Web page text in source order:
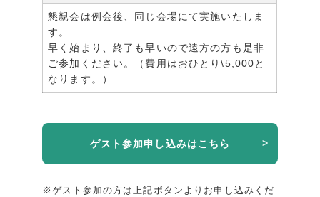
懇親会は例会後、同じ会場にて実施いたしま
す。
早く始まり、終了も早いので遠方の方も是非
ご参加ください。（費用はおひとり\5,000と
なります。）
ゲスト参加申し込みはこちら
※ゲスト参加の方は上記ボタンよりお申し込みくだ